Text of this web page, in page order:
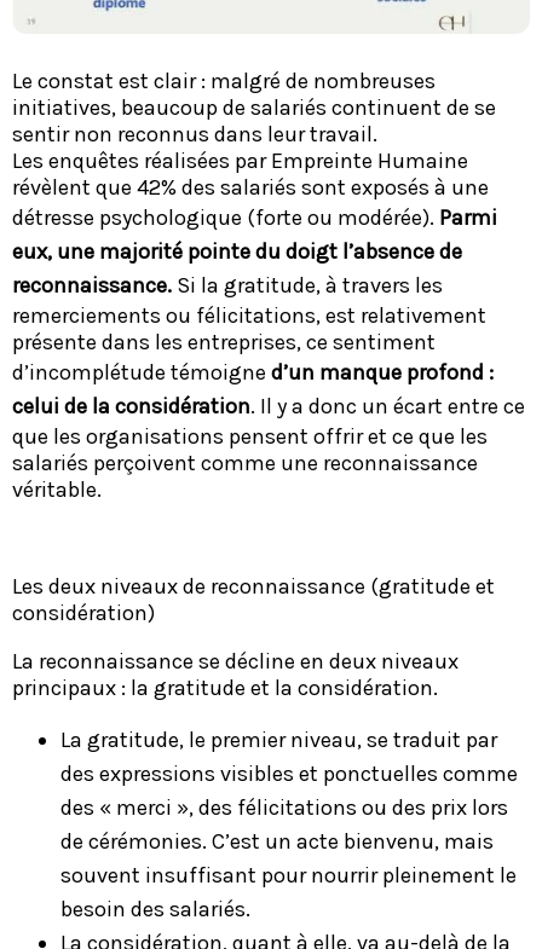
Le constat est clair : malgré de nombreuses
initiatives, beaucoup de salariés continuent de se
sentir non reconnus dans leur travail.
Les enquêtes réalisées par Empreinte Humaine
révèlent que 42% des salariés sont exposés à une
détresse psychologique (forte ou modérée). Parmi
eux, une majorité pointe du doigt l’absence de
reconnaissance. Si la gratitude, à travers les
remerciements ou félicitations, est relativement
présente dans les entreprises, ce sentiment
d’incomplétude témoigne d’un manque profond :
celui de la considération. Il y a donc un écart entre ce
que les organisations pensent offrir et ce que les
salariés perçoivent comme une reconnaissance
véritable.
Les deux niveaux de reconnaissance (gratitude et
considération)
La reconnaissance se décline en deux niveaux
principaux : la gratitude et la considération.
La gratitude, le premier niveau, se traduit par
des expressions visibles et ponctuelles comme
des « merci », des félicitations ou des prix lors
de cérémonies. C’est un acte bienvenu, mais
souvent insuffisant pour nourrir pleinement le
besoin des salariés.
La considération, quant à elle, va au-delà de la